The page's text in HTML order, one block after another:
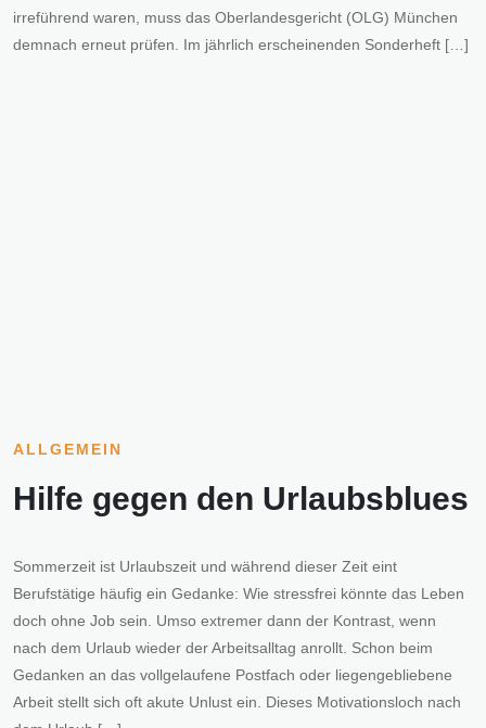
irreführend waren, muss das Oberlandesgericht (OLG) München
demnach erneut prüfen. Im jährlich erscheinenden Sonderheft […]
ALLGEMEIN
Hilfe gegen den Urlaubsblues
Sommerzeit ist Urlaubszeit und während dieser Zeit eint
Berufstätige häufig ein Gedanke: Wie stressfrei könnte das Leben
doch ohne Job sein. Umso extremer dann der Kontrast, wenn
nach dem Urlaub wieder der Arbeitsalltag anrollt. Schon beim
Gedanken an das vollgelaufene Postfach oder liegengebliebene
Arbeit stellt sich oft akute Unlust ein. Dieses Motivationsloch nach